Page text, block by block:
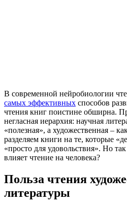
В современной нейробиологии
самых эффективных способов
чтения книг поистине обширна.
негласная иерархия: научная
«полезная», а художественная –
разделяем книги на те, которые
«просто для удовольствия». Но
влияет чтение на человека?
Польза чтения
литературы